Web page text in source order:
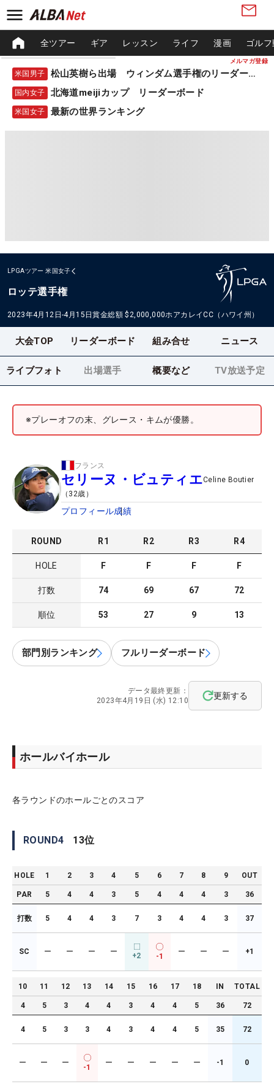
メルマガ登録
全ツアー ギア レッスン ライフ 漫画 ゴル
米国男子 松山英樹ら出場 ウィンダム選手権のリーダーボード
国内女子 北海道meijiカップ リーダーボード
米国女子 最新の世界ランキング
LPGAツアー 米国女子
ロッテ選手権
2023年4月12日-4月15日賞金総額 $2,000,000ホアカレイCC（ハワイ州）
大会TOP リーダーボード 組み合せ ニュース
ライブフォト 出場選手 概要など TV放送予定
※プレーオフの末、グレース・キムが優勝。
フランス
セリーヌ・ビュティエCeline Boutier
（ 32歳）
プロフィール成績
ROUND R1 R2 R3 R4
HOLE F F F F
打数 74 69 67 72
順位 53 27 9 13
部門別ランキング フルリーダーボード
データ最終更新：
2023年4月19日 (水) 12:10
更新する
ホールバイホール
各ラウンドのホールごとのスコア
ROUND4 13位
HOLE 1 2 3 4 5 6 7 8 9 OUT
PAR 5 4 4 3 5 4 4 4 3 36
打数 5 4 4 3 7 3 4 4 3 37
SC ー ー ー ー +2 -1
ー ー ー +1
10 11 12 13 14 15 16 17 18 IN TOTAL
4 5 3 4 4 3 4 4 5 36 72
4 5 3 3 4 3 4 4 5 35 72
ー ー ー
-1
ー ー ー ー ー -1 0